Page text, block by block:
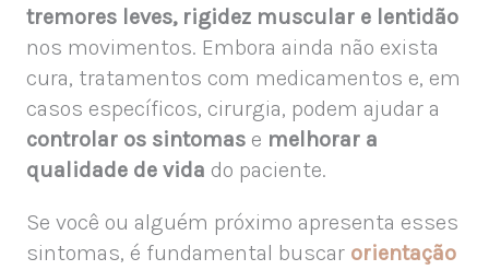
tremores leves, rigidez muscular e lentidão
nos movimentos. Embora ainda não exista
cura, tratamentos com medicamentos e, em
casos específicos, cirurgia, podem ajudar a
controlar os sintomas e melhorar a
qualidade de vida do paciente.
Se você ou alguém próximo apresenta esses
sintomas, é fundamental buscar orientação